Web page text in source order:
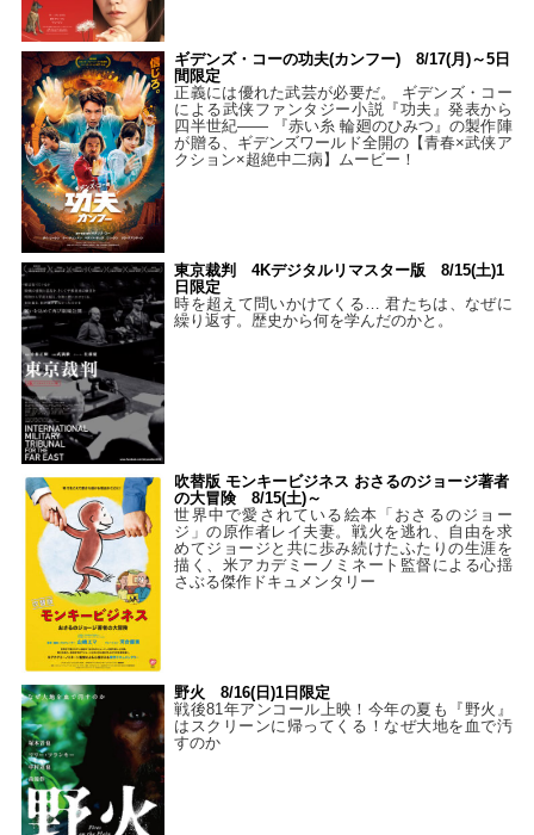
ギデンズ・コーの功夫(カンフー) 8/17(月)～5日
間限定
正義には優れた武芸が必要だ。 ギデンズ・コー
による武侠ファンタジー小説『功夫』発表から
四半世紀―― 『赤い糸 輪廻のひみつ』の製作陣
が贈る、ギデンズワールド全開の【青春×武侠ア
クション×超絶中二病】ムービー！
東京裁判 4Kデジタルリマスター版 8/15(土)1
日限定
時を超えて問いかけてくる… 君たちは、なぜに
繰り返す。歴史から何を学んだのかと。
吹替版 モンキービジネス おさるのジョージ著者
の大冒険 8/15(土)～
世界中で愛されている絵本「おさるのジョー
ジ」の原作者レイ夫妻。戦火を逃れ、自由を求
めてジョージと共に歩み続けたふたりの生涯を
描く、米アカデミーノミネート監督による心揺
さぶる傑作ドキュメンタリー
野火 8/16(日)1日限定
戦後81年アンコール上映！今年の夏も『野火』
はスクリーンに帰ってくる！なぜ大地を血で汚
すのか